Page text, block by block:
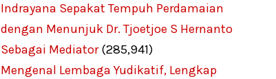
Indrayana Sepakat Tempuh Perdamaian
dengan Menunjuk Dr. Tjoetjoe S Hernanto
Sebagai Mediator (285,941)
Mengenal Lembaga Yudikatif, Lengkap